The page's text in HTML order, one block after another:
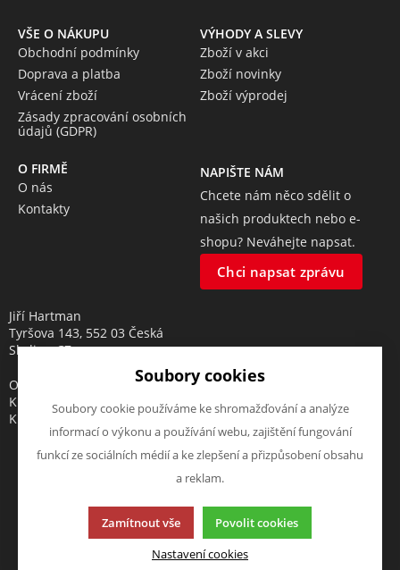
VŠE O NÁKUPU
Obchodní podmínky
Doprava a platba
Vrácení zboží
Zásady zpracování osobních
údajů (GDPR)
VÝHODY A SLEVY
Zboží v akci
Zboží novinky
Zboží výprodej
O FIRMĚ
O nás
Kontakty
NAPIŠTE NÁM
Chcete nám něco sdělit o
našich produktech nebo e-
shopu? Neváhejte napsat.
Chci napsat zprávu
Jiří Hartman
Tyršova 143, 552 03 Česká
Skalice, CZ
Obchodní rejstřík vedený u
Krajského soudu v Hradci
Králové, oddíl A, vložka 18553
Tato stránka používá soubory cookies. Klikněte pro více
© 2013-2026 elektrohartman.cz
Soubory cookies
Soubory cookie používáme ke shromažďování a analýze
informací o výkonu a používání webu, zajištění fungování
funkcí ze sociálních médií a ke zlepšení a přizpůsobení obsahu
a reklam.
Zamítnout vše Povolit cookies
Nastavení cookies